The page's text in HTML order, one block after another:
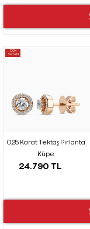
ÇOK
SATAN
0,25 Karat Tektaş Pırlanta
Küpe
24.790 TL